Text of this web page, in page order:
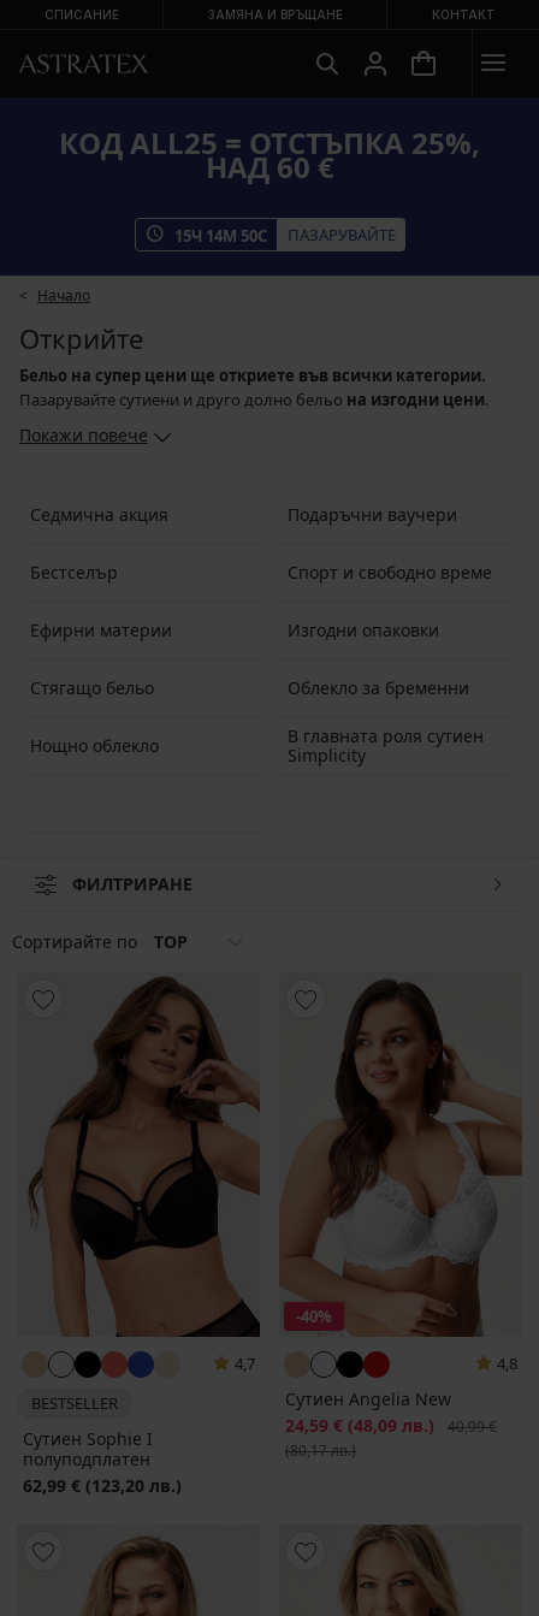
СПИСАНИЕ ЗАМЯНА И ВРЪЩАНЕ КОНТАКТ
КОД ALL25 = ОТСТЪПКА 25%,
НАД 60 €
15Ч 14М 49С ПАЗАРУВАЙТЕ
Начало
Открийте
Бельо на супер цени ще откриете във всички категории.
Пазарувайте сутиени и друго долно бельо на изгодни цени.
Покажи повече
Седмична акция Подаръчни ваучери
Бестселър Спорт и свободно време
Ефирни материи Изгодни опаковки
Стягащо бельо Облекло за бременни
Нощно облекло
В главната роля сутиен
Simplicity
ФИЛТРИРАНЕ
Сортирайте по TOP
4,7
BESTSELLER
Сутиен Sophie I
полуподплатен
62,99 € (123,20 лв.)
-40%
4,8
Сутиен Angelia New
Намаление
24,59 € (48,09 лв.)
40,99 €
(80,17 лв.)